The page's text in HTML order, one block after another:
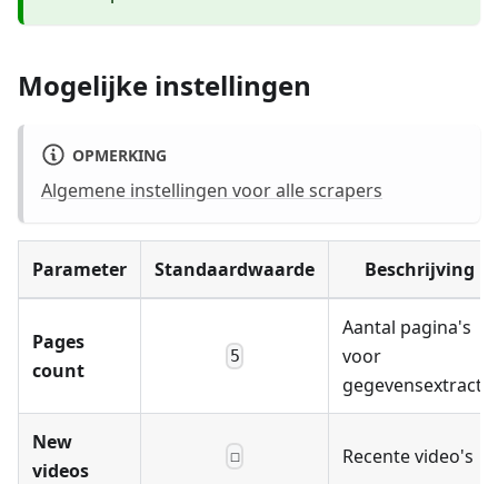
Mogelijke instellingen
OPMERKING
Algemene instellingen voor alle scrapers
Parameter Standaardwaarde Beschrijving
Pages
count
5
Aantal pagina's
voor
gegevensextractie
New
videos
☐ Recente video's